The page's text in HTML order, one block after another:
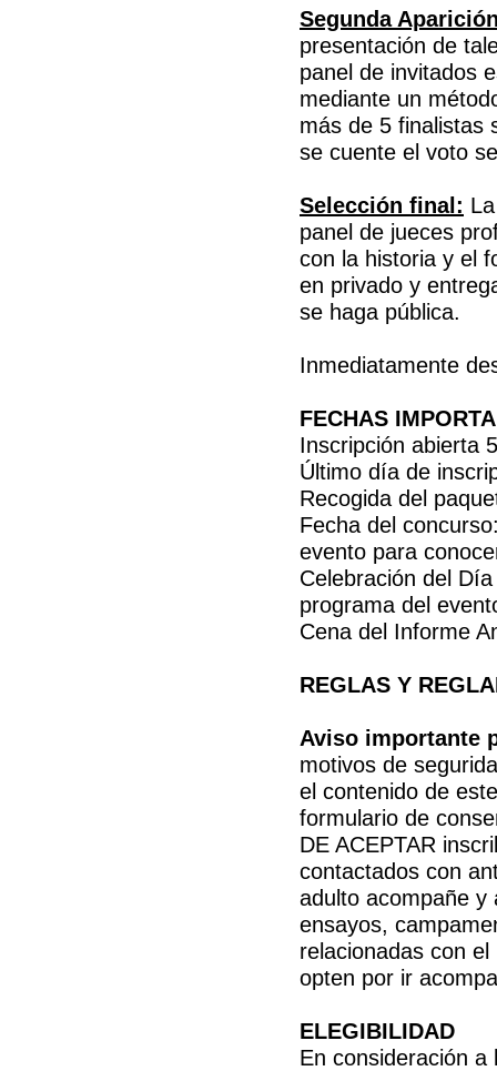
Segunda
presentación de
panel de invitados
mediante un
más de 5 finalistas
se cuente el voto
Selección final:
panel de jueces
con la historia y el
en privado y
se haga pública.
Inmediatamente
FECHAS
Inscripción abierta
Último día de
Recogida del
Fecha del
evento para
Celebración del
programa del
Cena del Informe
REGLAS Y
Aviso importante
motivos de
el contenido de
formulario de
DE ACEPTAR
contactados con
adulto acompañe y
ensayos,
relacionadas con
opten por ir
ELEGIBILIDAD
En consideración